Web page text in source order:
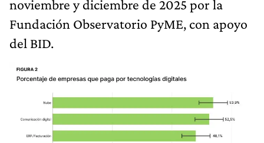
noviembre y diciembre de 2025 por la
Fundación Observatorio PyME, con apoyo
del BID.